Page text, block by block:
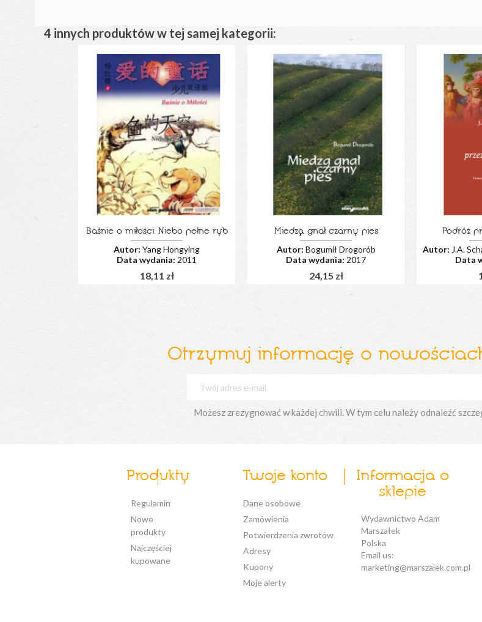
4 innych produktów w tej samej kategorii:
Baśnie o miłości. Niebo pełne ryb
Autor: Yang Hongying
Data wydania: 2011
18,11 zł
Miedzą gnał czarny pies
Autor: Bogumił Drogorób
Data wydania: 2017
24,15 zł
Podróż
Autor: J.A.
Data
Otrzymuj informację o
Możesz zrezygnować w każdej chwili. W tym celu należy odnaleźć
Produkty
Regulamin
Nowe
produkty
Najczęściej
kupowane
Twoje konto
Dane osobowe
Zamówienia
Potwierdzenia zwrotów
Adresy
Kupony
Moje alerty
Informacja o
sklepie
Wydawnictwo Adam
Marszałek
Polska
Email us:
marketing@marszalek.com.pl